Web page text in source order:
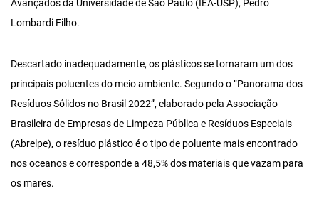
Avançados da Universidade de São Paulo (IEA-USP), Pedro
Lombardi Filho.
Descartado inadequadamente, os plásticos se tornaram um dos
principais poluentes do meio ambiente. Segundo o “Panorama dos
Resíduos Sólidos no Brasil 2022”, elaborado pela Associação
Brasileira de Empresas de Limpeza Pública e Resíduos Especiais
(Abrelpe), o resíduo plástico é o tipo de poluente mais encontrado
nos oceanos e corresponde a 48,5% dos materiais que vazam para
os mares.